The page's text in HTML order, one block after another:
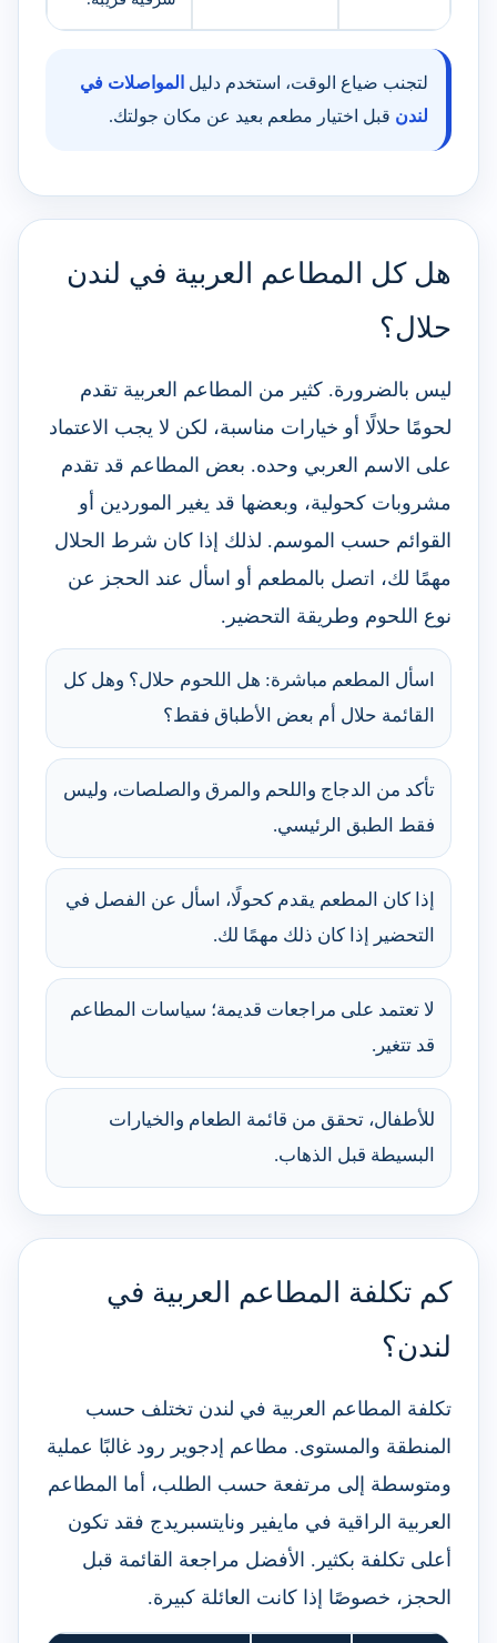
لتجنب ضياع الوقت، استخدم دليل المواصلات في
لندن قبل اختيار مطعم بعيد عن مكان جولتك.
هل كل المطاعم العربية في لندن
حلال؟
ليس بالضرورة. كثير من المطاعم العربية تقدم
لحومًا حلالًا أو خيارات مناسبة، لكن لا يجب الاعتماد
على الاسم العربي وحده. بعض المطاعم قد تقدم
مشروبات كحولية، وبعضها قد يغير الموردين أو
القوائم حسب الموسم. لذلك إذا كان شرط الحلال
مهمًا لك، اتصل بالمطعم أو اسأل عند الحجز عن
نوع اللحوم وطريقة التحضير.
اسأل المطعم مباشرة: هل اللحوم حلال؟ وهل كل
القائمة حلال أم بعض الأطباق فقط؟
تأكد من الدجاج واللحم والمرق والصلصات، وليس
فقط الطبق الرئيسي.
إذا كان المطعم يقدم كحولًا، اسأل عن الفصل في
التحضير إذا كان ذلك مهمًا لك.
لا تعتمد على مراجعات قديمة؛ سياسات المطاعم
قد تتغير.
للأطفال، تحقق من قائمة الطعام والخيارات
البسيطة قبل الذهاب.
كم تكلفة المطاعم العربية في
لندن؟
تكلفة المطاعم العربية في لندن تختلف حسب
المنطقة والمستوى. مطاعم إدجوير رود غالبًا عملية
ومتوسطة إلى مرتفعة حسب الطلب، أما المطاعم
العربية الراقية في مايفير ونايتسبريدج فقد تكون
أعلى تكلفة بكثير. الأفضل مراجعة القائمة قبل
الحجز، خصوصًا إذا كانت العائلة كبيرة.